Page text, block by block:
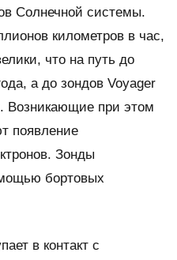
Солнечной системы.
километров в час,
что на путь до
а до зондов Voyager
Возникающие при этом
появление
Зонды
бортовых
в контакт с